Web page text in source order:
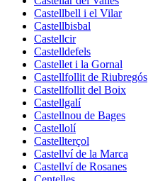
Castellbell i el Vilar
Castellbisbal
Castellcir
Castelldefels
Castellet i la Gornal
Castellfollit de Riubregós
Castellfollit del Boix
Castellgalí
Castellnou de Bages
Castellolí
Castellterçol
Castellví de la Marca
Castellví de Rosanes